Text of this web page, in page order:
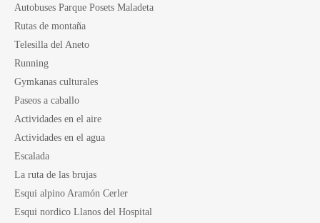
Autobuses Parque Posets Maladeta
Rutas de montaña
Telesilla del Aneto
Running
Gymkanas culturales
Paseos a caballo
Actividades en el aire
Actividades en el agua
Escalada
La ruta de las brujas
Esqui alpino Aramón Cerler
Esqui nordico Llanos del Hospital